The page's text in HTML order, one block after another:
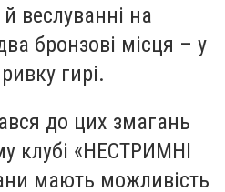
веслуванні на
бронзові місця – у
гирі.
до цих змагань
клубі «НЕСТРИМНІ
мають можливість